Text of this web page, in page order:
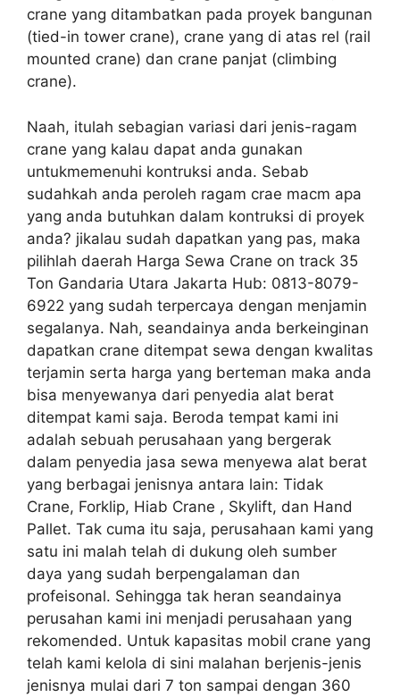
crane yang ditambatkan pada proyek bangunan
(tied-in tower crane), crane yang di atas rel (rail
mounted crane) dan crane panjat (climbing
crane).
Naah, itulah sebagian variasi dari jenis-ragam
crane yang kalau dapat anda gunakan
untukmemenuhi kontruksi anda. Sebab
sudahkah anda peroleh ragam crae macm apa
yang anda butuhkan dalam kontruksi di proyek
anda? jikalau sudah dapatkan yang pas, maka
pilihlah daerah Harga Sewa Crane on track 35
Ton Gandaria Utara Jakarta Hub: 0813-8079-
6922 yang sudah terpercaya dengan menjamin
segalanya. Nah, seandainya anda berkeinginan
dapatkan crane ditempat sewa dengan kwalitas
terjamin serta harga yang berteman maka anda
bisa menyewanya dari penyedia alat berat
ditempat kami saja. Beroda tempat kami ini
adalah sebuah perusahaan yang bergerak
dalam penyedia jasa sewa menyewa alat berat
yang berbagai jenisnya antara lain: Tidak
Crane, Forklip, Hiab Crane , Skylift, dan Hand
Pallet. Tak cuma itu saja, perusahaan kami yang
satu ini malah telah di dukung oleh sumber
daya yang sudah berpengalaman dan
profeisonal. Sehingga tak heran seandainya
perusahan kami ini menjadi perusahaan yang
rekomended. Untuk kapasitas mobil crane yang
telah kami kelola di sini malahan berjenis-jenis
jenisnya mulai dari 7 ton sampai dengan 360